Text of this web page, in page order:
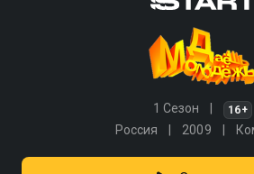
1 Сезон 16+
Россия 2009